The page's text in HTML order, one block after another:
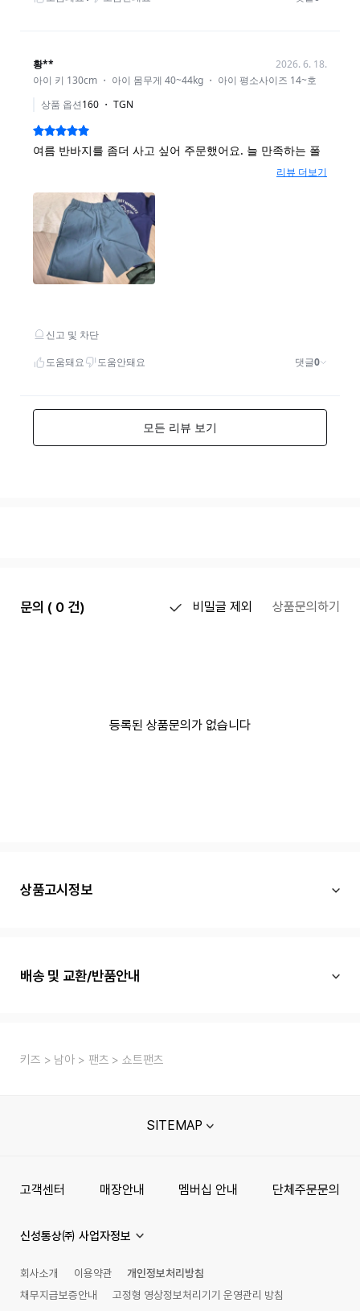
문의 ( 0 건) 비밀글 제외 상품문의하기
등록된 상품문의가 없습니다
상품고시정보
배송 및 교환/반품안내
키즈 남아 팬츠 쇼트팬츠
SITEMAP
고객센터 매장안내 멤버십 안내 단체주문문의
신성통상㈜ 사업자정보
회사소개 이용약관
개인정보처리방침
채무지급보증안내
고정형 영상정보처리기기 운영관리 방침